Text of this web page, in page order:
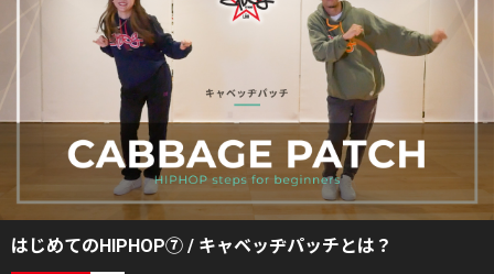
はじめてのHIPHOP⑦ / キャベッヂパッチとは？